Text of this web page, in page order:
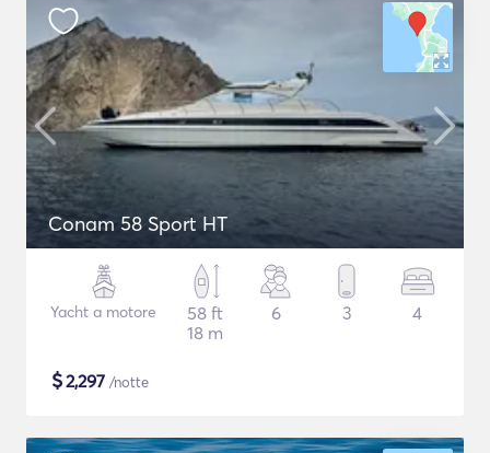
Conam 58 Sport HT
Yacht a motore
58 ft
18 m
6 3 4
$2,297 /notte